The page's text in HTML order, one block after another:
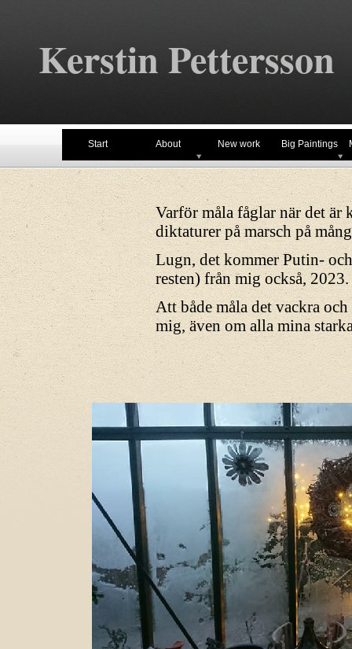
Start About New work Big Paintings
Kerstin Pettersson
Varför måla fåglar när det
diktaturer på marsch på
Lugn, det kommer Putin-
resten) från mig också, 2023.
Att både måla det vackra
mig, även om alla mina